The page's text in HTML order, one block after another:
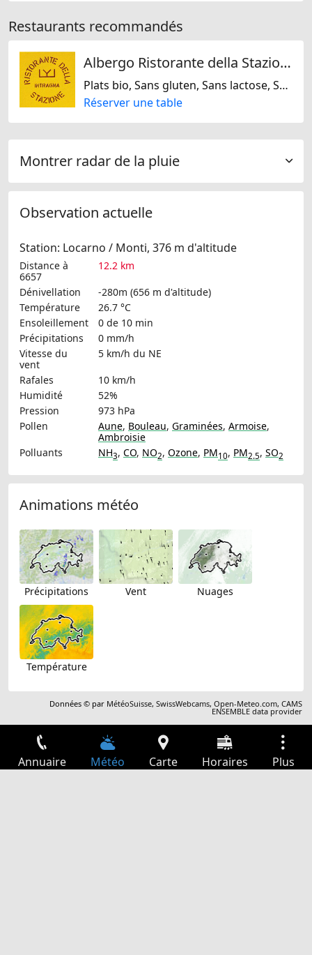
Restaurants recommandés
Albergo Ristorante della Stazione da YanElo
Plats bio, Sans gluten, Sans lactose, Sans noix, Sans soja, Méditarranéenne, Française, Italienne, Régionale, Suisse
Réserver une table
Montrer radar de la pluie
Observation actuelle
Station: Locarno / Monti, 376 m d'altitude
Distance à
6657
12.2 km
Dénivellation
-280m (656 m d'altitude)
Température
26.7 °C
Ensoleillement
0 de 10 min
Précipitations
0 mm/h
Vitesse du
vent
5 km/h du NE
Rafales
10 km/h
Humidité
52%
Pression
973 hPa
Pollen
Aune, Bouleau, Graminées, Armoise,
Ambroisie
Polluants
NH3, CO, NO2, Ozone, PM10, PM2.5, SO2
Animations météo
Précipitations Vent Nuages
Température
Données © par MétéoSuisse,SwissWebcams,Open-Meteo.com,CAMS
ENSEMBLE data provider
Annuaire Météo Carte Horaires Plus